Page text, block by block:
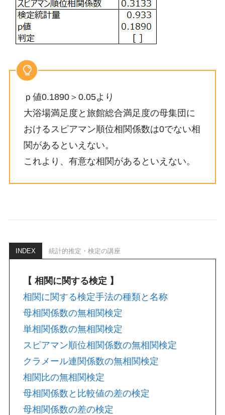
ｐ値0.1890＞0.05より
大浴場満足度と旅館総合満足度の母集団に
おけるスピアマン順位相関係数は0でない相
関があるといえない。
これより、有意な相関があるといえない。
INDEX 統計的推定・検定の講座
【 相関に関する検定 】
相関に関する検定手法の種類と名称
母相関係数の無相関検定
単相関係数の無相関検定
スピアマン順位相関係数の無相関検定
クラメール連関係数の無相関検定
相関比の無相関検定
母相関係数と比較値の差の検定
母相関係数の差の検定